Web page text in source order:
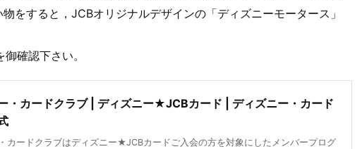
をすると，JCBオリジナルデザインの「ディズニーモータース」
確認下さい。
・カードクラブ | ディズニー★JCBカード | ディズニー・カード
カードクラブはディズニー★JCBカードご入会の方を対象にしたメンバープログ